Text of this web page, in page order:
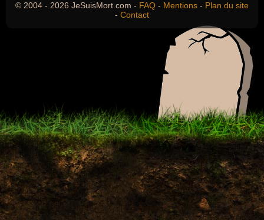
© 2004 - 2026 JeSuisMort.com - FAQ - Mentions - Plan du site
- Contact